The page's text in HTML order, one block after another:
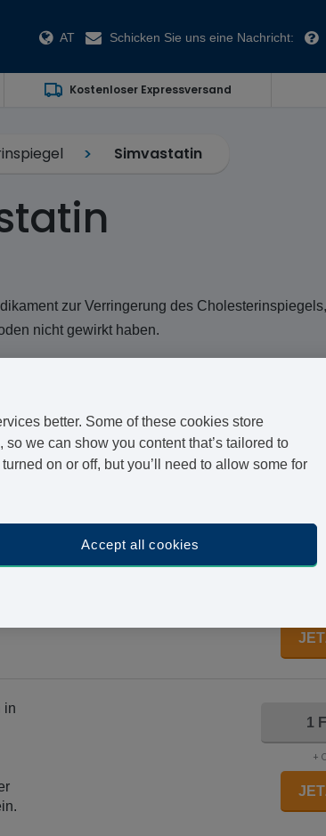
AT Schicken Sie uns eine Nachricht:
Kostenloser Expressversand
Simvastatin
zur Verringerung des
nicht gewirkt haben.
Ihr Rezept für cholesterinsenkende Arzneimittel
es Ihnen, Ihr Medikament ganz einfach zu
handelt es sich um ein Generikum. Die
dem Bild abweichen.
1
in
1
+
better. Some of these cookies store
we can show you content that’s tailored to
on or off, but you’ll need to allow some for
Accept all cookies